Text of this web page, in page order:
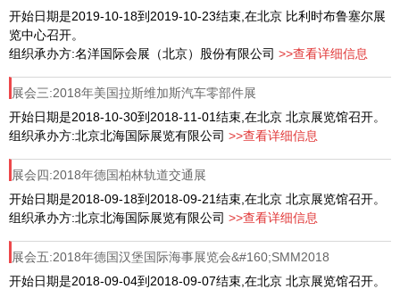
开始日期是2019-10-18到2019-10-23结束,在北京 比利时布鲁塞尔展
览中心召开。
组织承办方:名洋国际会展（北京）股份有限公司 >>查看详细信息
展会三:2018年美国拉斯维加斯汽车零部件展
开始日期是2018-10-30到2018-11-01结束,在北京 北京展览馆召开。
组织承办方:北京北海国际展览有限公司 >>查看详细信息
展会四:2018年德国柏林轨道交通展
开始日期是2018-09-18到2018-09-21结束,在北京 北京展览馆召开。
组织承办方:北京北海国际展览有限公司 >>查看详细信息
展会五:2018年德国汉堡国际海事展览会&#160;SMM2018
开始日期是2018-09-04到2018-09-07结束,在北京 北京展览馆召开。